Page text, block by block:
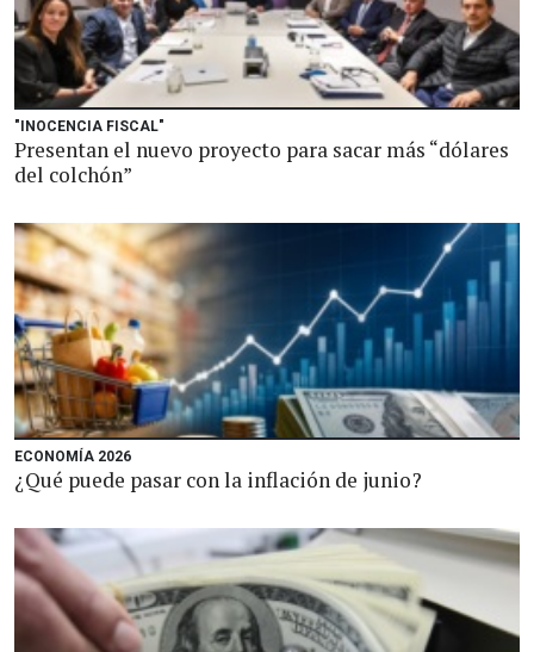
"INOCENCIA FISCAL"
Presentan el nuevo proyecto para sacar más “dólares
del colchón”
ECONOMÍA 2026
¿Qué puede pasar con la inflación de junio?